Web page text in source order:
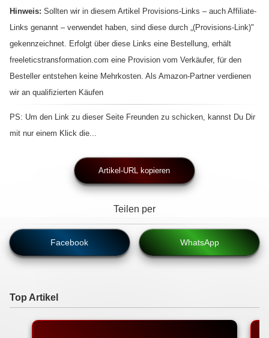
Hinweis: Sollten wir in diesem Artikel Provisions-Links – auch Affiliate-
Links genannt – verwendet haben, sind diese durch „(Provisions-Link)"
gekennzeichnet. Erfolgt über diese Links eine Bestellung, erhält
freeleticstransformation.com eine Provision vom Verkäufer, für den
Besteller entstehen keine Mehrkosten. Als Amazon-Partner verdienen
wir an qualifizierten Käufen
PS: Um den Link zu dieser Seite Freunden zu schicken, kannst Du Dir
mit nur einem Klick die...
Artikel-URL kopieren
Teilen per
Facebook WhatsApp
Top Artikel